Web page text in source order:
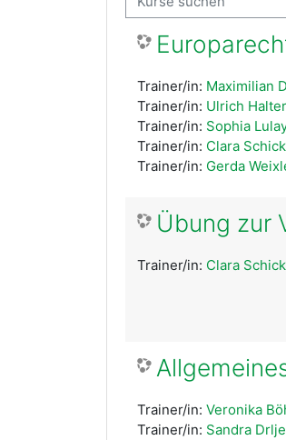
Kurse suchen
Trainer/in: Maximilian
Trainer/in: Ulrich
Trainer/in: Sophia
Trainer/in: Clara Schick
Trainer/in: Gerda
Übung zur
Trainer/in: Clara Schick
Trainer/in: Veronika
Trainer/in: Sandra Drlje